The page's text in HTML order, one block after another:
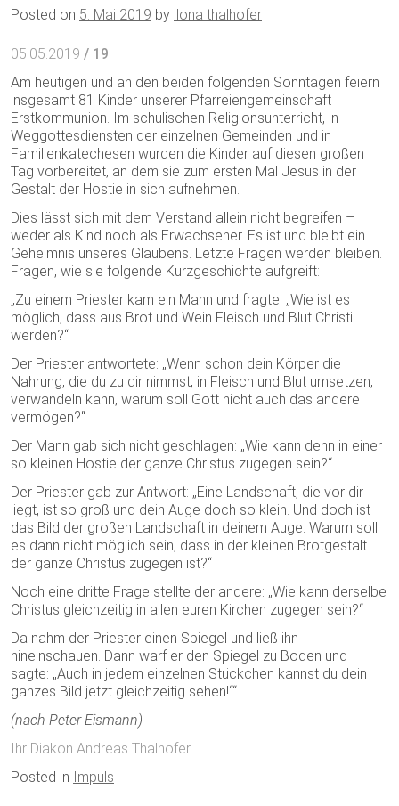
Posted on 5. Mai 2019 by ilona thalhofer
05.05.2019 / 19
Am heutigen und an den beiden folgenden Sonntagen feiern
insgesamt 81 Kinder unserer Pfarreiengemeinschaft
Erstkommunion. Im schulischen Religionsunterricht, in
Weggottesdiensten der einzelnen Gemeinden und in
Familienkatechesen wurden die Kinder auf diesen großen
Tag vorbereitet, an dem sie zum ersten Mal Jesus in der
Gestalt der Hostie in sich aufnehmen.
Dies lässt sich mit dem Verstand allein nicht begreifen –
weder als Kind noch als Erwachsener. Es ist und bleibt ein
Geheimnis unseres Glaubens. Letzte Fragen werden bleiben.
Fragen, wie sie folgende Kurzgeschichte aufgreift:
„Zu einem Priester kam ein Mann und fragte: „Wie ist es
möglich, dass aus Brot und Wein Fleisch und Blut Christi
werden?“
Der Priester antwortete: „Wenn schon dein Körper die
Nahrung, die du zu dir nimmst, in Fleisch und Blut umsetzen,
verwandeln kann, warum soll Gott nicht auch das andere
vermögen?“
Der Mann gab sich nicht geschlagen: „Wie kann denn in einer
so kleinen Hostie der ganze Christus zugegen sein?“
Der Priester gab zur Antwort: „Eine Landschaft, die vor dir
liegt, ist so groß und dein Auge doch so klein. Und doch ist
das Bild der großen Landschaft in deinem Auge. Warum soll
es dann nicht möglich sein, dass in der kleinen Brotgestalt
der ganze Christus zugegen ist?“
Noch eine dritte Frage stellte der andere: „Wie kann derselbe
Christus gleichzeitig in allen euren Kirchen zugegen sein?“
Da nahm der Priester einen Spiegel und ließ ihn
hineinschauen. Dann warf er den Spiegel zu Boden und
sagte: „Auch in jedem einzelnen Stückchen kannst du dein
ganzes Bild jetzt gleichzeitig sehen!““
(nach Peter Eismann)
Ihr Diakon Andreas Thalhofer
Posted in Impuls